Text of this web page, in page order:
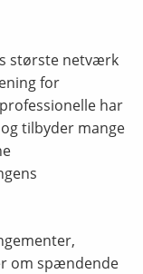
største netværk
for
har
tilbyder mange
om spændende